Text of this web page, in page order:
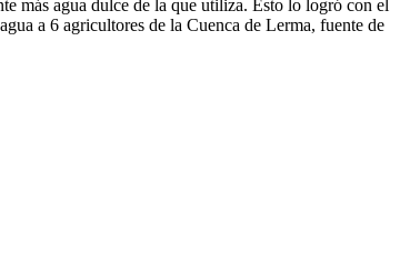
más agua dulce de la que utiliza. Esto lo logró con el
a 6 agricultores de la Cuenca de Lerma, fuente de